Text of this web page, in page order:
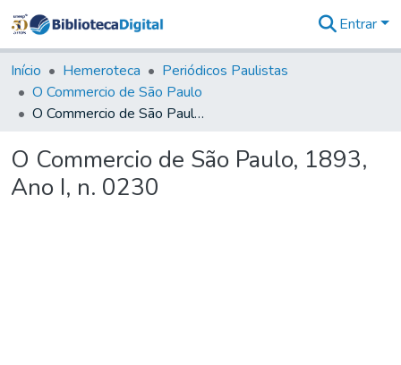
&
Coleções
Tudo na
Biblioteca
Estatísticas
Entrar
Início Hemeroteca
Periódicos Paulistas
O Commercio de São Paulo
O Commercio de São Paulo, 1893, Ano I, n. 0230
O Commercio de São Paulo, 1893,
Ano I, n. 0230